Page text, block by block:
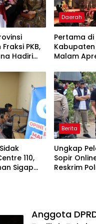
PKB,
Hadiri
Malam
Award
Daerah
Pertama
Malam
Publik
110,
Sigap
Berita
Ungkap
Sopir
Reskrim
Anggota